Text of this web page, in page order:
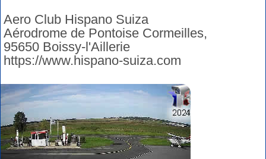
Aero Club Hispano Suiza
Aérodrome de Pontoise Cormeilles,
95650 Boissy-l'Aillerie
https://www.hispano-suiza.com